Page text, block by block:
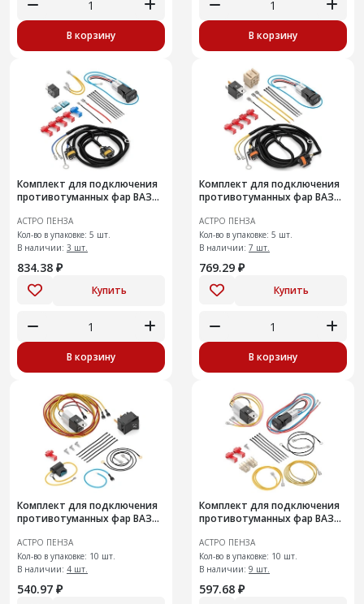
В корзину В корзину
Комплект для подключения
противотуманных фар ВАЗ
АСТРО ПЕНЗА
Кол-во в упаковке: 5 шт.
В наличии: 3 шт.
834.38 ₽
Купить
В корзину
Комплект для подключения
противотуманных фар ВАЗ
АСТРО ПЕНЗА
Кол-во в упаковке: 5 шт.
В наличии: 7 шт.
769.29 ₽
Купить
В корзину
Комплект для подключения
противотуманных фар ВАЗ
АСТРО ПЕНЗА
Кол-во в упаковке: 10 шт.
В наличии: 4 шт.
540.97 ₽
Комплект для подключения
противотуманных фар ВАЗ
АСТРО ПЕНЗА
Кол-во в упаковке: 10 шт.
В наличии: 9 шт.
597.68 ₽